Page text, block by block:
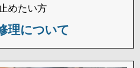
めたい方
理について